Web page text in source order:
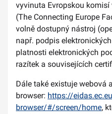
vyvinuta Evropskou komisí
(The Connecting Europe
volně dostupný nástroj
např. podpis
platnosti elektronických
razítek a souvisejících
Dále také existuje webová
browser: https://
browser/#/screen/home,